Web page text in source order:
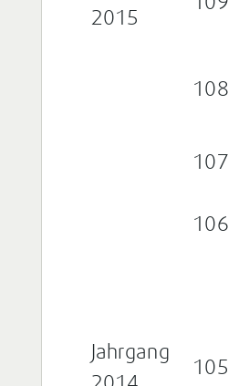
2015
108
107
106
Jahrgang
105